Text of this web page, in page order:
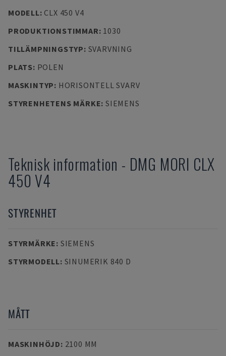
MODELL: CLX 450 V4
PRODUKTIONSTIMMAR: 1030
TILLÄMPNINGSTYP: SVARVNING
PLATS: POLEN
MASKINTYP: HORISONTELL SVARV
STYRENHETENS MÄRKE: SIEMENS
Teknisk information - DMG MORI CLX
450 V4
STYRENHET
STYRMÄRKE: SIEMENS
STYRMODELL: SINUMERIK 840 D
MÅTT
MASKINHÖJD: 2100 MM